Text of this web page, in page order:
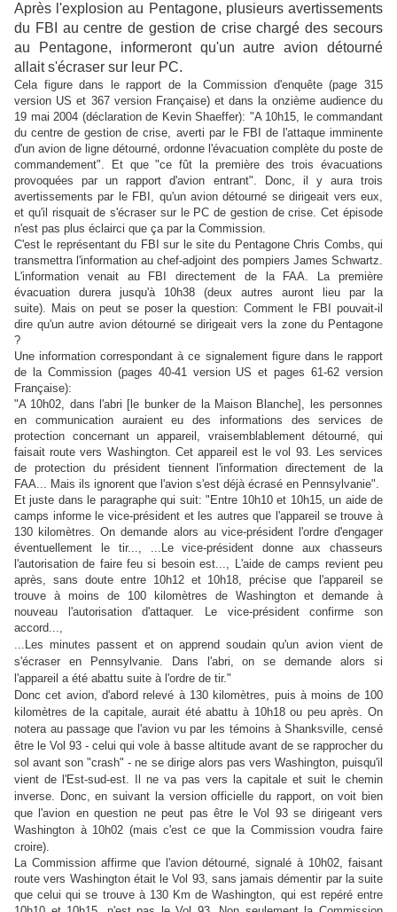
Après l'explosion au Pentagone, plusieurs avertissements
du FBI au centre de gestion de crise chargé des secours
au Pentagone, informeront qu'un autre avion détourné
allait s'écraser sur leur PC.
Cela figure dans le rapport de la Commission d'enquête (page 315
version US et 367 version Française) et dans la onzième audience du
19 mai 2004 (déclaration de Kevin Shaeffer): "A 10h15, le commandant
du centre de gestion de crise, averti par le FBI de l'attaque imminente
d'un avion de ligne détourné, ordonne l'évacuation complète du poste de
commandement". Et que "ce fût la première des trois évacuations
provoquées par un rapport d'avion entrant". Donc, il y aura trois
avertissements par le FBI, qu'un avion détourné se dirigeait vers eux,
et qu'il risquait de s'écraser sur le PC de gestion de crise. Cet épisode
n'est pas plus éclairci que ça par la Commission.
C'est le représentant du FBI sur le site du Pentagone Chris Combs, qui
transmettra l'information au chef-adjoint des pompiers James Schwartz.
L'information venait au FBI directement de la FAA. La première
évacuation durera jusqu'à 10h38 (deux autres auront lieu par la
suite). Mais on peut se poser la question:Comment le FBI pouvait-il
dire qu'un autre avion détourné se dirigeait vers la zone du Pentagone
?
Une information correspondant à ce signalement figure dans le rapport
de la Commission (pages 40-41 version US et pages 61-62 version
Française):
"A 10h02, dans l'abri [le bunker de la Maison Blanche], les personnes
en communication auraient eu des informations des services de
protection concernant un appareil, vraisemblablement détourné, qui
faisait route vers Washington. Cet appareil est le vol 93. Les services
de protection du président tiennent l'information directement de la
FAA... Mais ils ignorent que l'avion s'est déjà écrasé en Pennsylvanie".
Et juste dans le paragraphe qui suit: "Entre 10h10 et 10h15, un aide de
camps informe le vice-président et les autres que l'appareil se trouve à
130 kilomètres.On demande alors au vice-président l'ordre d'engager
éventuellement le tir..., ...Le vice-président donne aux chasseurs
l'autorisation de faire feu si besoin est..., L'aide de camps revient peu
après, sans doute entre 10h12 et 10h18, précise que l'appareil se
trouve à moins de 100 kilomètres de Washington et demande à
nouveau l'autorisation d'attaquer. Le vice-président confirme son
accord...,
...Les minutes passent et on apprend soudain qu'un avion vient de
s'écraser en Pennsylvanie. Dans l'abri, on se demande alors si
l'appareil a été abattu suite à l'ordre de tir."
Donc cet avion, d'abord relevé à 130 kilomètres, puis à moins de 100
kilomètres de la capitale, aurait été abattu à 10h18 ou peu après. On
notera au passage que l'avion vu par les témoins à Shanksville, censé
être le Vol 93 - celui qui vole à basse altitude avant de se rapprocher du
sol avant son "crash" - ne se dirige alors pas vers Washington, puisqu'il
vient de l'Est-sud-est. Il ne va pas vers la capitale et suit le chemin
inverse. Donc, en suivant la version officielle du rapport, on voit bien
que l'avion en question ne peut pas être le Vol 93 se dirigeant vers
Washington à 10h02 (mais c'est ce que la Commission voudra faire
croire).
La Commission affirme que l'avion détourné, signalé à 10h02, faisant
route vers Washington était le Vol 93, sans jamais démentir par la suite
que celui qui se trouve à 130 Km de Washington, qui est repéré entre